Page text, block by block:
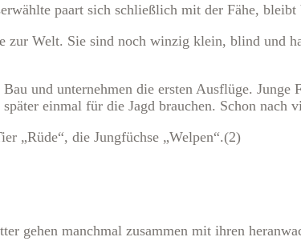
paart sich schließlich mit der Fähe,
zur Welt. Sie sind noch winzig klein, blind und
und unternehmen die ersten Ausflüge.
einmal für die Jagd brauchen. Schon nach
„Rüde“, die Jungfüchse „Welpen“.(2)
gehen manchmal zusammen mit ihren